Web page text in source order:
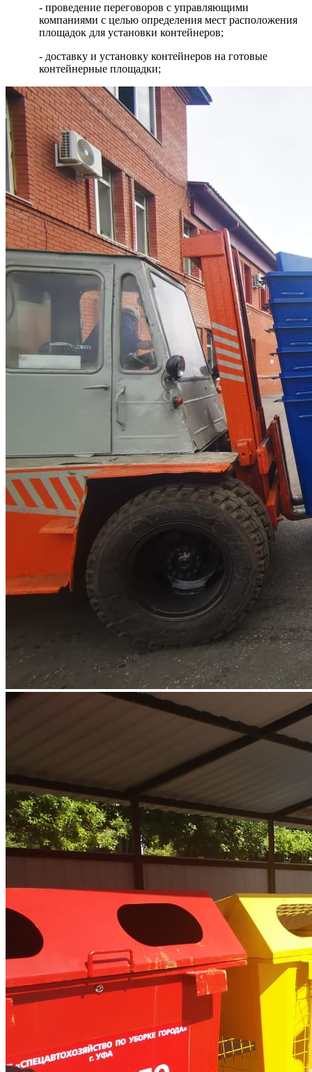
- проведение переговоров с управляющими
компаниями с целью определения мест расположения
площадок для установки контейнеров;
- доставку и установку контейнеров на готовые
контейнерные площадки;